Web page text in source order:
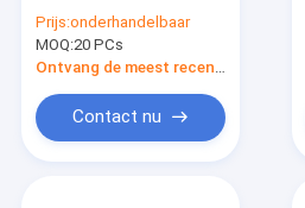
Geschikte RK3288
RK3399
Prijs:onderhandelbaar
MOQ:20 PCs
Ontvang de meest recente Prijs
Contact nu